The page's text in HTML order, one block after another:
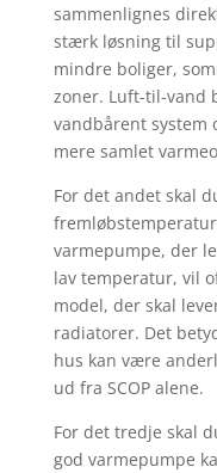
sammenlignes
stærk løsning til
mindre boliger,
zoner. Luft-til-vand
vandbårent system
mere samlet
For det andet skal
varmepumpe, der
lav temperatur, vil
model, der skal
radiatorer. Det
hus kan være
ud fra SCOP alene.
For det tredje skal
god varmepumpe